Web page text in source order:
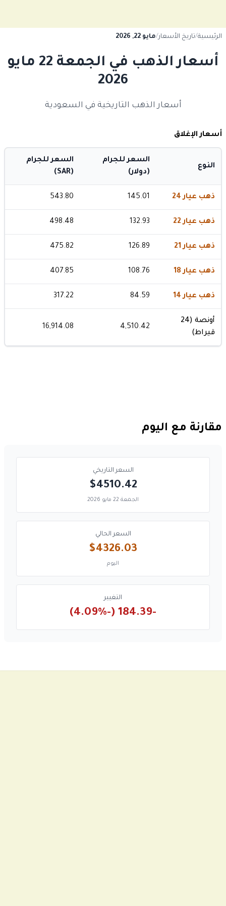
الرئيسية/تاريخ الأسعار/مايو 22, 2026
أسعار الذهب في الجمعة 22 مايو
2026
أسعار الذهب التاريخية في السعودية
أسعار الإغلاق
النوع
السعر للجرام
(دولار)
السعر للجرام
(SAR)
ذهب عيار 24 145.01
543.80
ذهب عيار 22 132.93
498.48
ذهب عيار 21 126.89
475.82
ذهب عيار 18 108.76
407.85
ذهب عيار 14 84.59
317.22
أونصة (24
قيراط)
4,510.42
16,914.08
مقارنة مع اليوم
السعر التاريخي
$4510.42
الجمعة 22 مايو 2026
السعر الحالي
$4326.03
اليوم
التغيير
-184.39 (-4.09%)